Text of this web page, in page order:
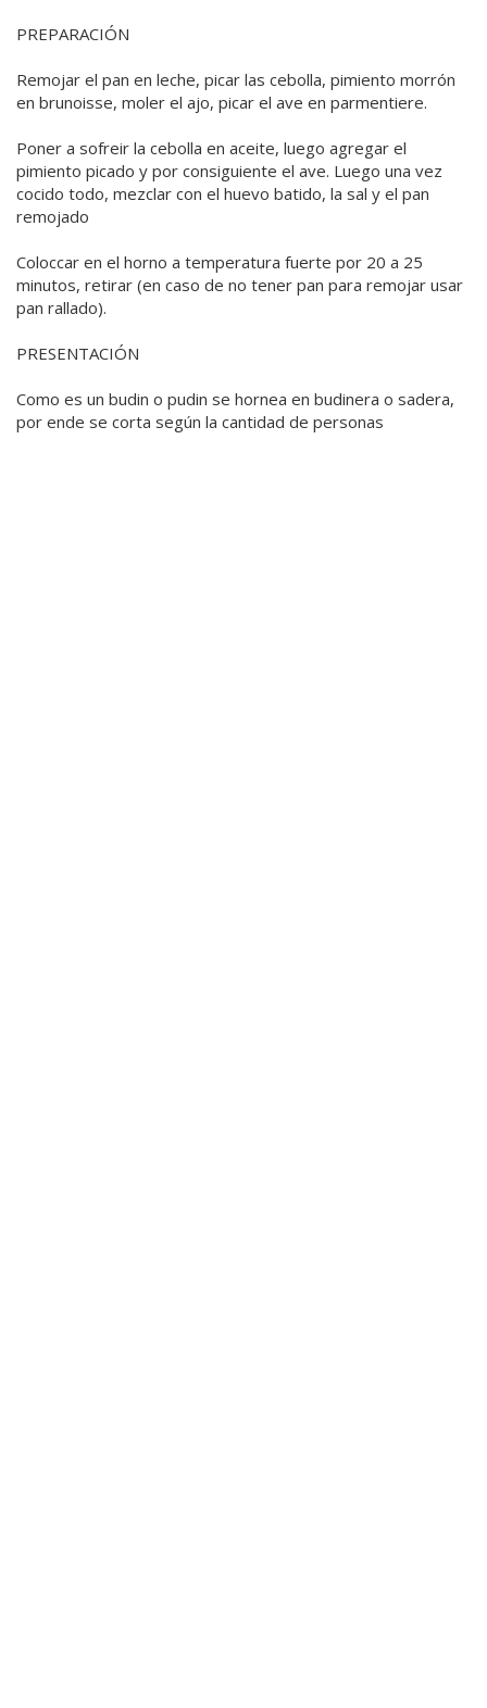
PREPARACIÓN
Remojar el pan en leche, picar las cebolla, pimiento morrón
en brunoisse, moler el ajo, picar el ave en parmentiere.
Poner a sofreir la cebolla en aceite, luego agregar el
pimiento picado y por consiguiente el ave. Luego una vez
cocido todo, mezclar con el huevo batido, la sal y el pan
remojado
Coloccar en el horno a temperatura fuerte por 20 a 25
minutos, retirar (en caso de no tener pan para remojar usar
pan rallado).
PRESENTACIÓN
Como es un budin o pudin se hornea en budinera o sadera,
por ende se corta según la cantidad de personas